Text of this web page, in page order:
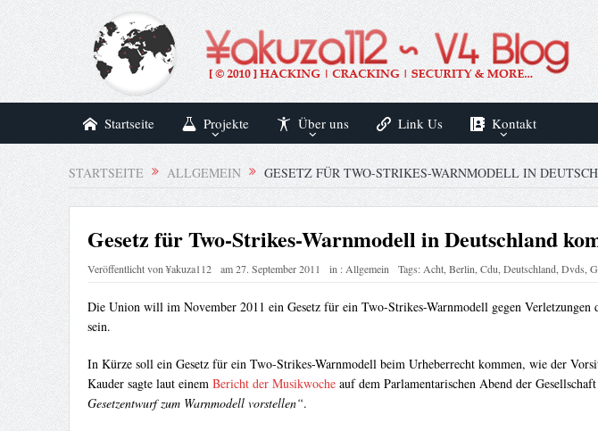
Startseite Projekte Über uns Link Us Kontakt
STARTSEITE ALLGEMEIN GESETZ FÜR TWO-STRIKES-WARNMODELL IN
Gesetz für Two-Strikes-Warnmodell in Deutschland
Veröffentlicht von¥akuza112 am27. September 2011 in :Allgemein Tags:Acht,Berlin,Cdu,Deutschland,Dvds,
Die Union will im November 2011 ein Gesetz für ein Two-Strikes-Warnmodell gegen Verletzungen
sein.
In Kürze soll ein Gesetz für ein Two-Strikes-Warnmodell beim Urheberrecht kommen, wie der
Kauder sagte laut einem Bericht der Musikwocheauf dem Parlamentarischen Abend der
Gesetzentwurf zum Warnmodell vorstellen“.